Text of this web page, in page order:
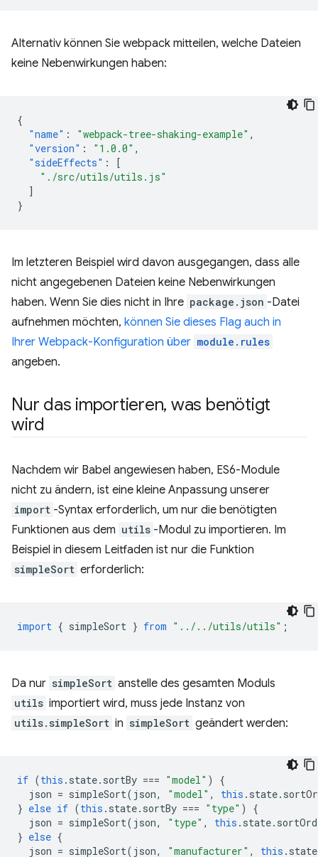
Alternativ können Sie webpack mitteilen, welche Dateien
keine Nebenwirkungen haben:
{
"name" : "webpack-tree-shaking-example" ,
"version" : "1.0.0" ,
"sideEffects" :
[
"./src/utils/utils.js"
]
}
Im letzteren Beispiel wird davon ausgegangen, dass alle
nicht angegebenen Dateien keine Nebenwirkungen
haben. Wenn Sie dies nicht in Ihre package.json -Datei
aufnehmen möchten, können Sie dieses Flag auch in
Ihrer Webpack-Konfiguration über module.rules
angeben.
Nur das importieren, was benötigt
wird
Nachdem wir Babel angewiesen haben, ES6-Module
nicht zu ändern, ist eine kleine Anpassung unserer
import -Syntax erforderlich, um nur die benötigten
Funktionen aus dem utils -Modul zu importieren. Im
Beispiel in diesem Leitfaden ist nur die Funktion
simpleSort erforderlich:
import { simpleSort } from "../../utils/utils" ;
Da nur simpleSort anstelle des gesamten Moduls
utils importiert wird, muss jede Instanz von
utils.simpleSort in simpleSort geändert werden:
if (this . state. sortBy === "model" )
{
json = simpleSort( json, "model" , this . state.
} else if (this . state. sortBy === "type" )
{
json = simpleSort( json, "type" , this . state.
} else {
json = simpleSort( json, "manufacturer" , this . state